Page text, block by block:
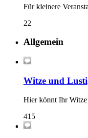
Für kleinere
22
Allgemein
Witze und
Hier könnt Ihr
415